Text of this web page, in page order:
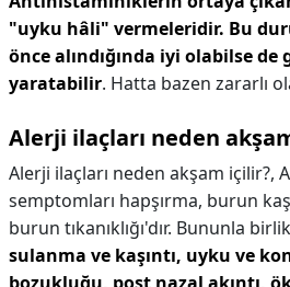
"uyku hâli" vermeleridir. Bu
önce alındığında iyi olabilse de
yaratabilir. Hatta bazen zararlı
Alerji ilaçları neden
Alerji ilaçları neden akşam içilir?,
semptomları hapşırma, burun
burun tıkanıklığı'dır. Bununla
sulanma ve kaşıntı, uyku ve